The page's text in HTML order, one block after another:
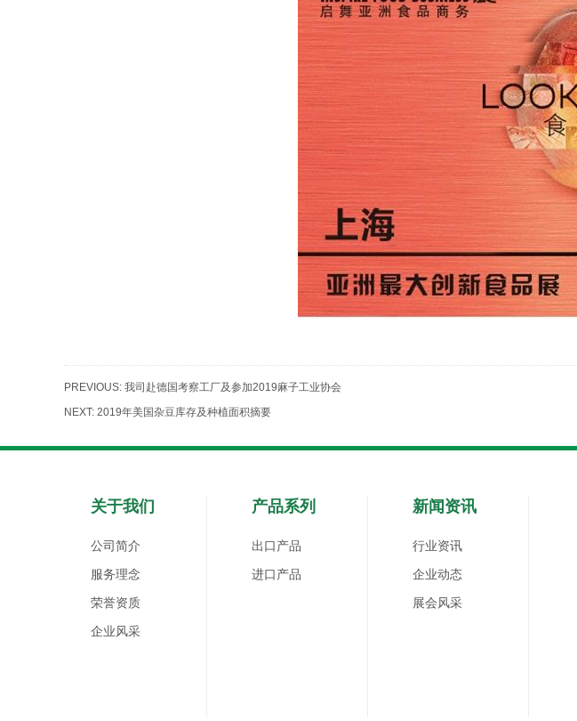
PREVIOUS: 我司赴德国考察工厂及参加2019麻子工业协会
NEXT: 2019年美国杂豆库存及种植面积摘要
关于我们
公司简介
服务理念
荣誉资质
企业风采
产品系列
出口产品
进口产品
新闻资讯
行业资讯
企业动态
展会风采